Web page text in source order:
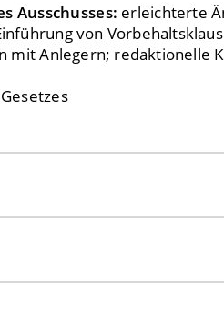
Ausschusses: erleichterte
von
mit Anlegern; redaktionelle